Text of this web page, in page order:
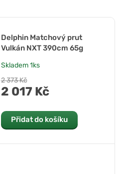
Delphin Matchový prut
Vulkán NXT 390cm 65g
Skladem1ks
2 373 Kč
2 017 Kč
Přidat do košíku